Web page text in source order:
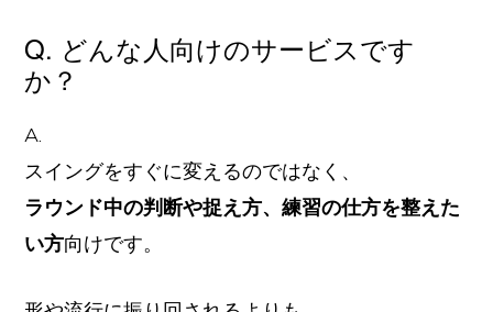
Q. どんな人向けのサービスです
か？
A.
スイングをすぐに変えるのではなく、
ラウンド中の判断や捉え方、練習の仕方を整えた
い方向けです。